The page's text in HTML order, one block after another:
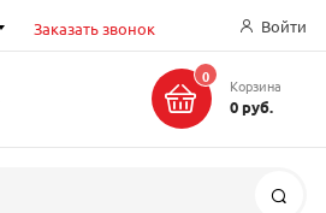
Заказать звонок Войти
0 Корзина
0 руб.